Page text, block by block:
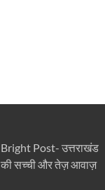
Bright Post- उत्तराखंड
की सच्ची और तेज़ आवाज़